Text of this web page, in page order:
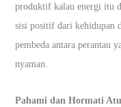
produktif kalau energi itu
sisi positif dari kehidupan
pembeda antara perantau
nyaman.
Pahami dan Hormati